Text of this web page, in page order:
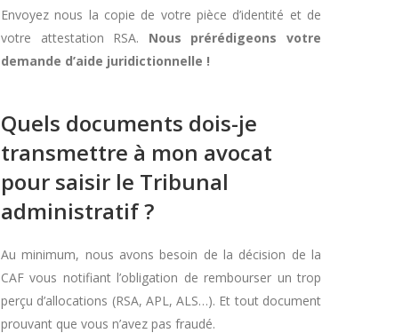
Envoyez nous la copie de votre pièce d’identité et de
votre attestation RSA. Nous prérédigeons votre
demande d’aide juridictionnelle !
Quels documents dois-je
transmettre à mon avocat
pour saisir le Tribunal
administratif ?
Au minimum, nous avons besoin de la décision de la
CAF vous notifiant l’obligation de rembourser un trop
perçu d’allocations (RSA, APL, ALS…). Et tout document
prouvant que vous n’avez pas fraudé.